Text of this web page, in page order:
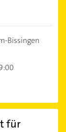
Bissingen
für